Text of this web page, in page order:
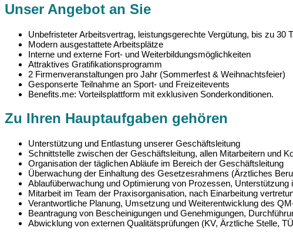
Unser Angebot an Sie
Unbefristeter Arbeitsvertrag, leistungsgerechte Vergütung, bis zu 30
Modern ausgestattete Arbeitsplätze
Interne und externe Fort- und Weiterbildungsmöglichkeiten
Attraktives Gratifikationsprogramm
2 Firmenveranstaltungen pro Jahr (Sommerfest & Weihnachtsfeier)
Gesponserte Teilnahme an Sport- und Freizeitevents
Benefits.me: Vorteilsplattform mit exklusiven Sonderkonditionen.
Zu Ihren Hauptaufgaben gehören
Unterstützung und Entlastung unserer Geschäftsleitung
Schnittstelle zwischen der Geschäftsleitung, allen Mitarbeitern und
Organisation der täglichen Abläufe im Bereich der Geschäftsleitung
Überwachung der Einhaltung des Gesetzesrahmens (Ärztliches
Ablaufüberwachung und Optimierung von Prozessen, Unterstützung
Mitarbeit im Team der Praxisorganisation, nach Einarbeitung
Verantwortliche Planung, Umsetzung und Weiterentwicklung des
Beantragung von Bescheinigungen und Genehmigungen,
Abwicklung von externen Qualitätsprüfungen (KV, Ärztliche Stelle,